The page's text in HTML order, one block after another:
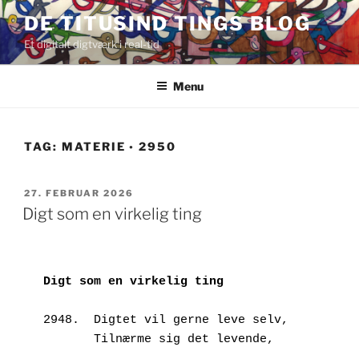
Videre
til
indhold
DE TITUSIND TINGS BLOG
Et digitalt digtværk i real-tid
Menu
TAG: MATERIE ◦ 2950
UDGIVET
DEN
27. FEBRUAR 2026
Digt som en virkelig ting
Digt som en virkelig ting
2948.  Digtet vil gerne leve selv,
       Tilnærme sig det levende,